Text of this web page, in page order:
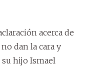
acerca de
dan la cara y
hijo Ismael